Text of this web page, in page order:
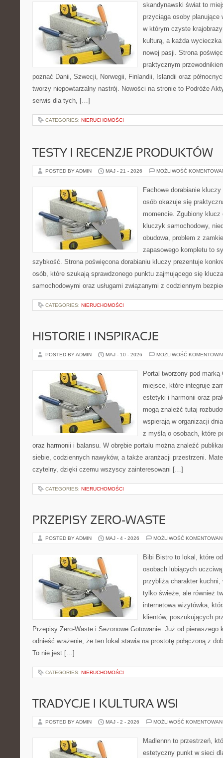
skandynawski świat to
przyciąga osoby planujące
w którym czyste
kulturą, a każda
nowej pasji. Strona
praktycznym
poznać Danii, Szwecji, Norwegii, Finlandii, Islandii oraz
tworzy niepowtarzalny nastrój. Nowości na stronie to Podróże
serwis dla tych, […]
CATEGORIES: NIERUCHOMOŚCI
TESTY I RECENZJE PRODUKTÓW
POSTED BY ADMIN MAJ - 21 - 2026 MOŻLIWOŚĆ
Fachowe dorabianie
osób okazuje się
momencie. Zgubiony
kluczyk samochodowy,
obudowa, problem z
zapasowego kompletu to
szybkość. Strona poświęcona dorabianiu kluczy prezentuje
osób, które szukają sprawdzonego punktu zajmującego się
samochodowymi oraz usługami związanymi z codziennym
CATEGORIES: NIERUCHOMOŚCI
HISTORIE I INSPIRACJE
POSTED BY ADMIN MAJ - 10 - 2026 MOŻLIWOŚĆ
Portal tworzony pod
miejsce, które integruje
estetyki i harmonii oraz
mogą znaleźć tutaj
wspierają w organizacji
z myślą o osobach, które
oraz harmonii i balansu. W obrębie portalu można znaleźć
siebie, codziennych nawyków, a także aranżacji przestrzeni.
czytelny, dzięki czemu wszyscy zainteresowani […]
CATEGORIES: NIERUCHOMOŚCI
PRZEPISY ZERO-WASTE
POSTED BY ADMIN MAJ - 4 - 2026 MOŻLIWOŚĆ
Bibi Bistro to lokal, które
osobach lubiących
przybliża charakter
tylko świeże, ale również
internetowa wizytówka,
klientów, poszukujących
Przepisy Zero-Waste i Sezonowe Gotowanie. Już od pierwszego
odnieść wrażenie, że ten lokal stawia na prostotę połączoną z
To nie jest […]
CATEGORIES: NIERUCHOMOŚCI
TRADYCJE I KULTURA WSI
POSTED BY ADMIN MAJ - 2 - 2026 MOŻLIWOŚĆ
Madlennn to przestrzeń,
estetyczny punkt w sieci